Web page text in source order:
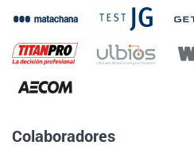
Colaboradores